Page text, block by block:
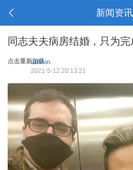
新闻资讯
同志夫夫病房结婚，只为
点击重新加载
admin
2021-5-12 20:13:21